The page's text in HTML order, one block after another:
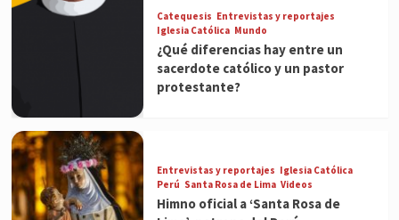
Catequesis Entrevistas y reportajes
Iglesia Católica Mundo
¿Qué diferencias hay entre un
sacerdote católico y un pastor
protestante?
Entrevistas y reportajes Iglesia Católica
Perú Santa Rosa de Lima Videos
Himno oficial a ‘Santa Rosa de